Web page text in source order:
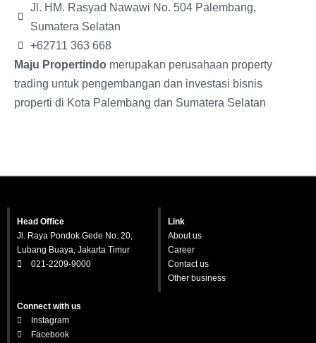
Jl. HM. Rasyad Nawawi No. 504 Palembang,
Sumatera Selatan
+62711 363 668
Maju Propertindo merupakan perusahaan property
trading untuk pengembangan dan investasi bisnis
properti di Kota Palembang dan Sumatera Selatan
Head Office
Jl. Raya Pondok Gede No. 20,
Lubang Buaya, Jakarta Timur
021-2209-9000
Link
About us
Career
Contact us
Other business
Connect with us
Instagram
Facebook